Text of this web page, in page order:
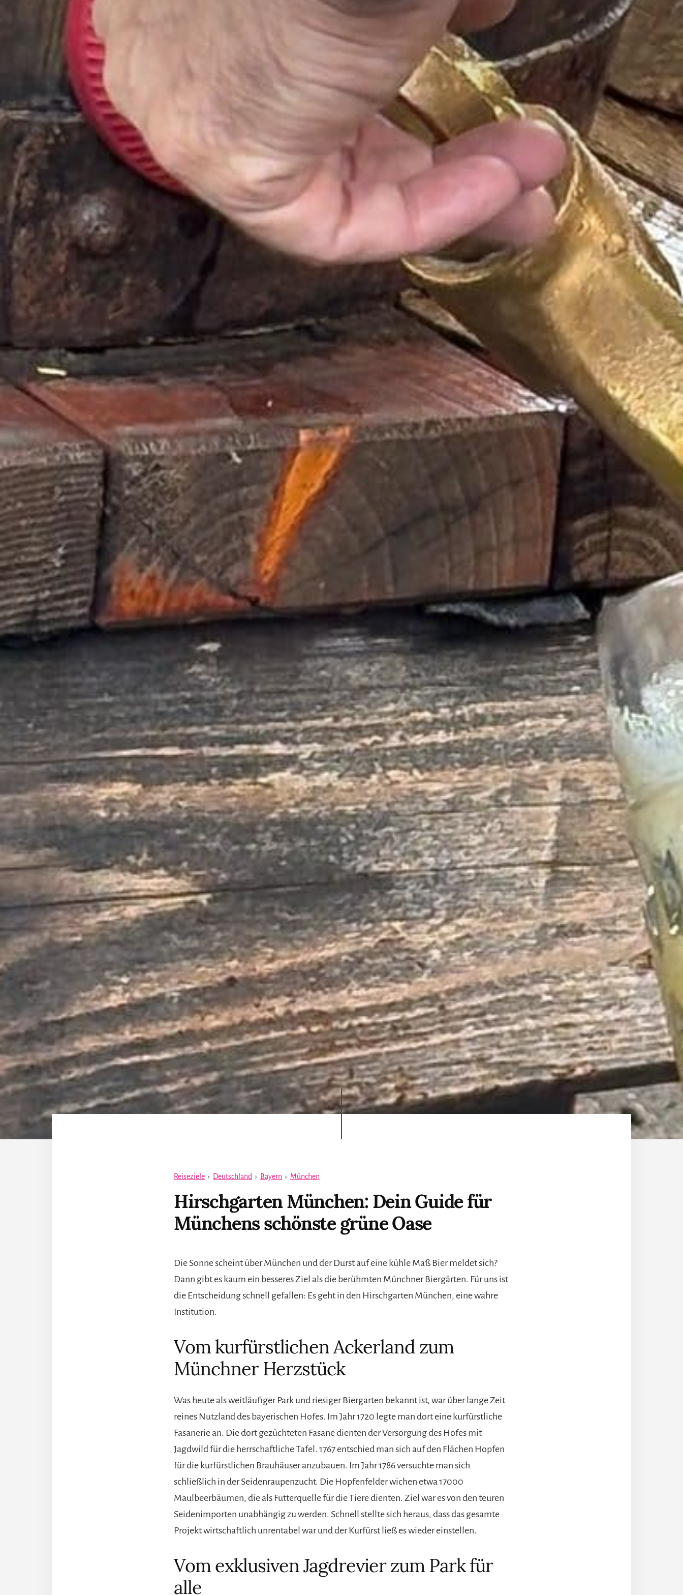
Reiseziele › Deutschland › Bayern › München
Hirschgarten München: Dein Guide für
Münchens schönste grüne Oase
Die Sonne scheint über München und der Durst auf eine kühle Maß Bier meldet sich?
Dann gibt es kaum ein besseres Ziel als die berühmten Münchner Biergärten. Für uns ist
die Entscheidung schnell gefallen: Es geht in den Hirschgarten München, eine wahre
Institution.
Vom kurfürstlichen Ackerland zum
Münchner Herzstück
Was heute als weitläufiger Park und riesiger Biergarten bekannt ist, war über lange Zeit
reines Nutzland des bayerischen Hofes. Im Jahr 1720 legte man dort eine kurfürstliche
Fasanerie an. Die dort gezüchteten Fasane dienten der Versorgung des Hofes mit
Jagdwild für die herrschaftliche Tafel. 1767 entschied man sich auf den Flächen Hopfen
für die kurfürstlichen Brauhäuser anzubauen. Im Jahr 1786 versuchte man sich
schließlich in der Seidenraupenzucht. Die Hopfenfelder wichen etwa 17000
Maulbeerbäumen, die als Futterquelle für die Tiere dienten. Ziel war es von den teuren
Seidenimporten unabhängig zu werden. Schnell stellte sich heraus, dass das gesamte
Projekt wirtschaftlich unrentabel war und der Kurfürst ließ es wieder einstellen.
Vom exklusiven Jagdrevier zum Park für
alle